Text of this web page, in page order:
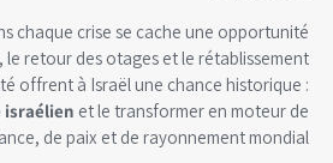
chaque crise se cache une opportunité.
le retour des otages et le rétablissement
offrent à Israël une chance historique :
et le transformer en moteur de
de paix et de rayonnement mondial.